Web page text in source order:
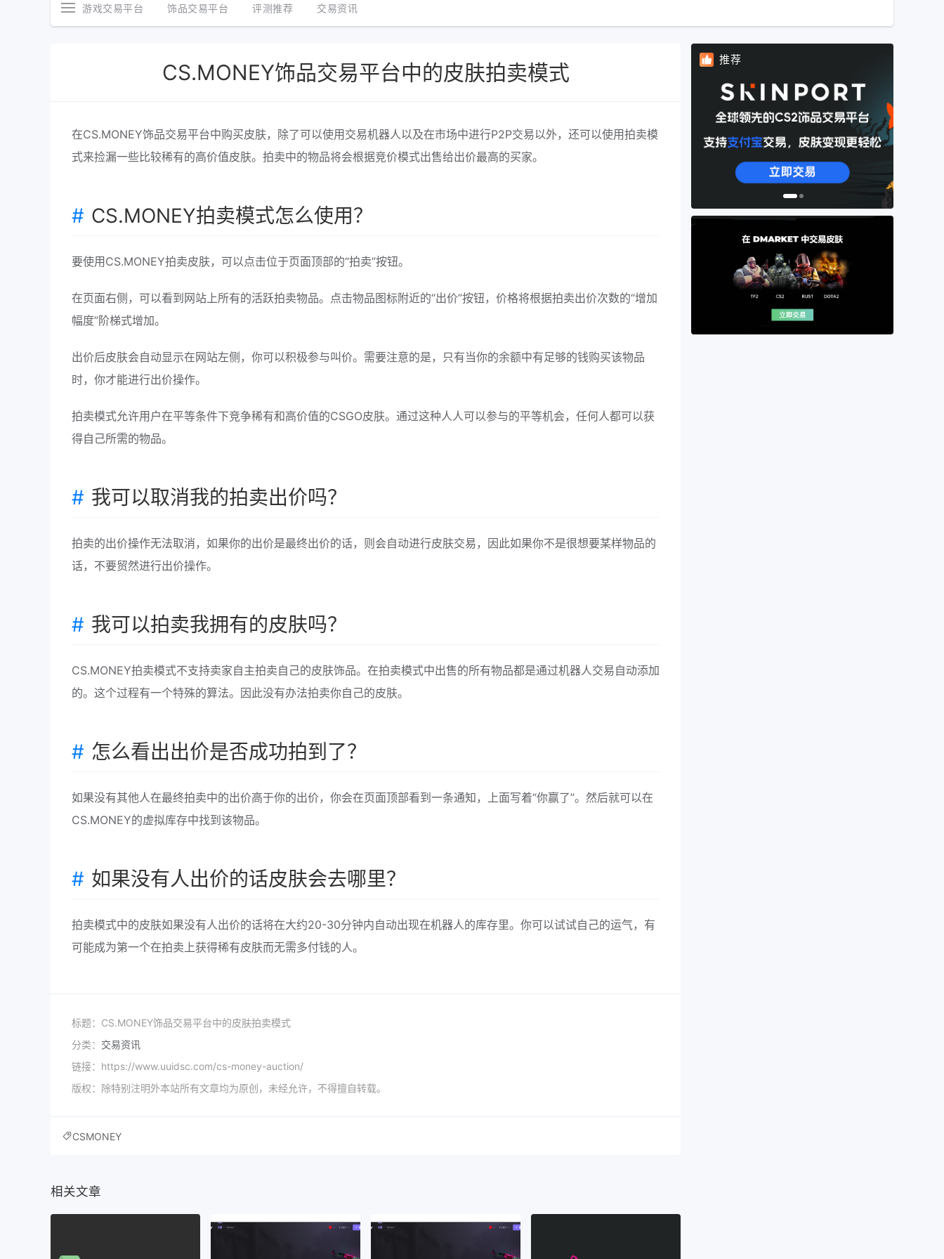
游戏交易平台 饰品交易平台 评测推荐 交易资讯
CS.MONEY饰品交易平台中的皮肤拍卖模式
在CS.MONEY饰品交易平台中购买皮肤，除了可以使用交易机器人以及在市场中进行P2P交易以外，还可以使用拍卖模
式来捡漏一些比较稀有的高价值皮肤。拍卖中的物品将会根据竞价模式出售给出价最高的买家。
CS.MONEY拍卖模式怎么使用？
要使用CS.MONEY拍卖皮肤，可以点击位于页面顶部的“拍卖”按钮。
在页面右侧，可以看到网站上所有的活跃拍卖物品。点击物品图标附近的“出价”按钮，价格将根据拍卖出价次数的“增加
幅度”阶梯式增加。
出价后皮肤会自动显示在网站左侧，你可以积极参与叫价。需要注意的是，只有当你的余额中有足够的钱购买该物品
时，你才能进行出价操作。
拍卖模式允许用户在平等条件下竞争稀有和高价值的CSGO皮肤。通过这种人人可以参与的平等机会，任何人都可以获
得自己所需的物品。
我可以取消我的拍卖出价吗？
拍卖的出价操作无法取消，如果你的出价是最终出价的话，则会自动进行皮肤交易，因此如果你不是很想要某样物品的
话，不要贸然进行出价操作。
我可以拍卖我拥有的皮肤吗？
CS.MONEY拍卖模式不支持卖家自主拍卖自己的皮肤饰品。在拍卖模式中出售的所有物品都是通过机器人交易自动添加
的。这个过程有一个特殊的算法。因此没有办法拍卖你自己的皮肤。
怎么看出出价是否成功拍到了？
如果没有其他人在最终拍卖中的出价高于你的出价，你会在页面顶部看到一条通知，上面写着“你赢了”。然后就可以在
CS.MONEY的虚拟库存中找到该物品。
如果没有人出价的话皮肤会去哪里？
拍卖模式中的皮肤如果没有人出价的话将在大约20-30分钟内自动出现在机器人的库存里。你可以试试自己的运气，有
可能成为第一个在拍卖上获得稀有皮肤而无需多付钱的人。
标题：CS.MONEY饰品交易平台中的皮肤拍卖模式
分类： 交易资讯
链接：https://www.uuidsc.com/cs-money-auction/
版权：除特别注明外本站所有文章均为原创，未经允许，不得擅自转载。
CSMONEY
相关文章
推荐